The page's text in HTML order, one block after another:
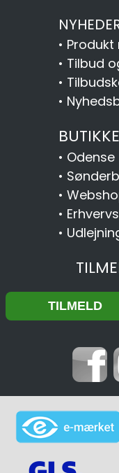
• Produkt
• Tilbud
•
•
• Odense
•
•
•
•